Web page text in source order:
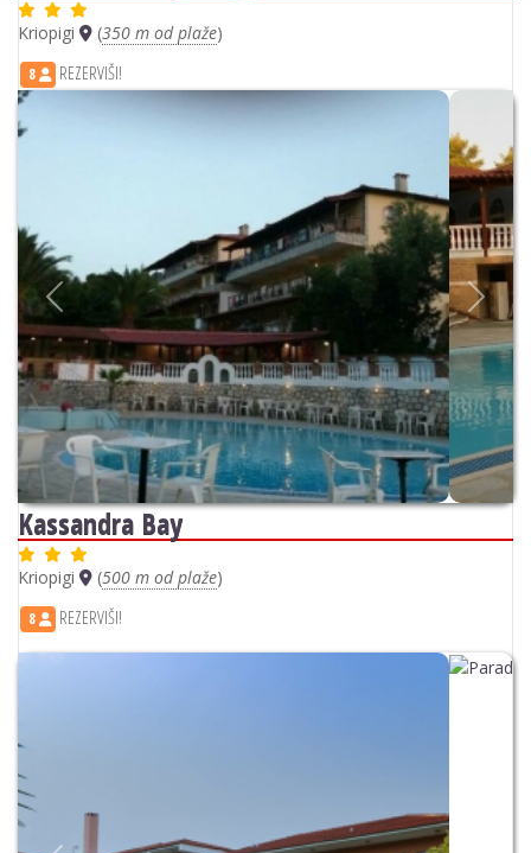
Kriopigi (350 m od plaže)
8 REZERVIŠI!
Previous Next
Kassandra Bay
Kriopigi (500 m od plaže)
8 REZERVIŠI!
Next
Kriopigi
8